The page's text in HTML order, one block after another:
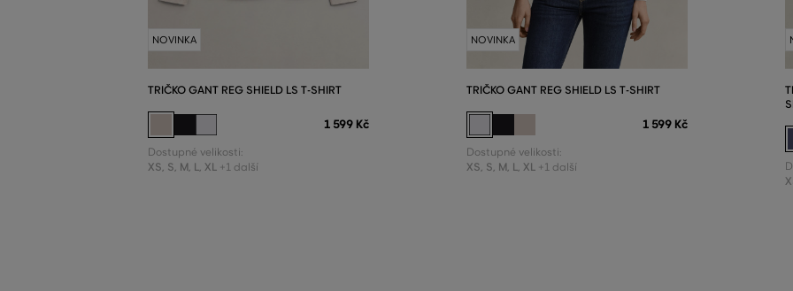
NOVINKA
TRIČKO GANT REG SHIELD LS T-SHIRT
1 599 Kč
Dostupné velikosti:
XS S M L XL +1 další
NOVINKA
TRIČKO GANT REG SHIELD LS T-SHIRT
1 599 Kč
Dostupné velikosti:
XS S M L XL +1 další